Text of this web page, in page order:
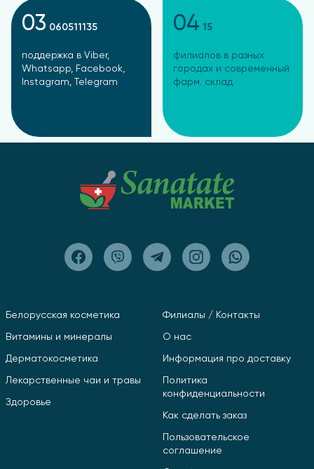
03 060511135
поддержка в Viber,
Whatsapp, Facebook,
Instagram, Telegram
04 15
филиалов в разных
городах и современный
фарм. склад
Белорусская косметика
Витамины и минералы
Дерматокосметика
Лекарственные чаи и травы
Здоровье
Филиалы / Контакты
О нас
Информация про доставку
Политика
конфиденциальности
Как сделать заказ
Пользовательское
соглашение